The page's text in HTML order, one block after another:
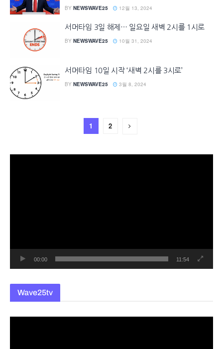
BY NEWSWAVE25 12월 13, 2024
서머타임 3일 해제… 일요일 새벽 2시를 1시로
BY NEWSWAVE25 10월 31, 2024
서머타임 10일 시작 ‘새벽 2시를 3시로’
BY NEWSWAVE25 3월 8, 2024
1 2
00:00 11:54
Wave25tv